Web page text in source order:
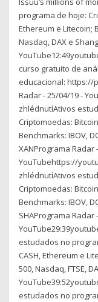
programa de hoje:
Ethereum e Litecoin;
Nasdaq, DAX e
curso gratuito de
educacional: https://
Radar - 25/04/19 -
zhlédnutíAtivos
Criptomoedas:
Benchmarks: IBOV,
XANPrograma Radar
YouTubehttps://
zhlédnutíAtivos
Criptomoedas:
Benchmarks: IBOV,
SHAPrograma Radar
estudados no
CASH, Ethereum e
500, Nasdaq, FTSE,
estudados no